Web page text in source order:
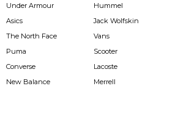
Under Armour
Asics
The North Face
Puma
Converse
New Balance
Hummel
Jack Wolfskin
Vans
Scooter
Lacoste
Merrell